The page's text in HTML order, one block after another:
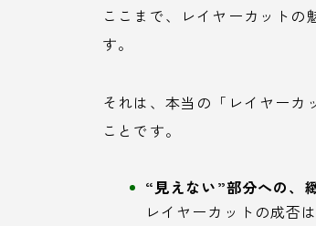
ここまで、レイヤーカットの
す。
それは、本当の「レイヤーカ
ことです。
“見えない”部分への、
レイヤーカットの成否